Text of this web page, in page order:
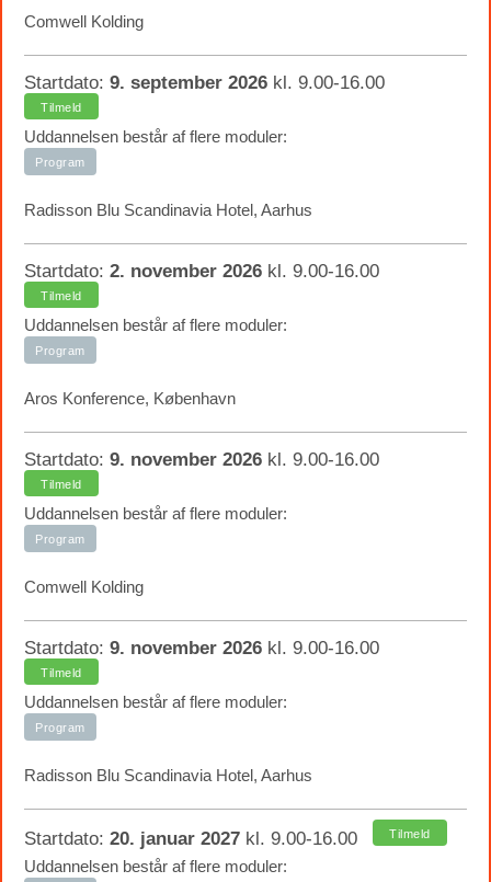
Comwell Kolding
Startdato: 9. september 2026 kl. 9.00-16.00
Tilmeld
Uddannelsen består af flere moduler:
Program
Radisson Blu Scandinavia Hotel, Aarhus
Startdato: 2. november 2026 kl. 9.00-16.00
Tilmeld
Uddannelsen består af flere moduler:
Program
Aros Konference, København
Startdato: 9. november 2026 kl. 9.00-16.00
Tilmeld
Uddannelsen består af flere moduler:
Program
Comwell Kolding
Startdato: 9. november 2026 kl. 9.00-16.00
Tilmeld
Uddannelsen består af flere moduler:
Program
Radisson Blu Scandinavia Hotel, Aarhus
Startdato: 20. januar 2027 kl. 9.00-16.00 Tilmeld
Uddannelsen består af flere moduler: